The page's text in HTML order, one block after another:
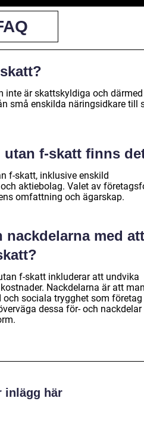
inte är skattskyldiga och
små enskilda näringsidkare till
utan f-skatt finns
f-skatt, inklusive enskild
aktiebolag. Valet av
omfattning och ägarskap.
nackdelarna med att
f-skatt inkluderar att undvika
Nackdelarna är att
sociala trygghet som
dessa för- och nackdelar
inlägg här